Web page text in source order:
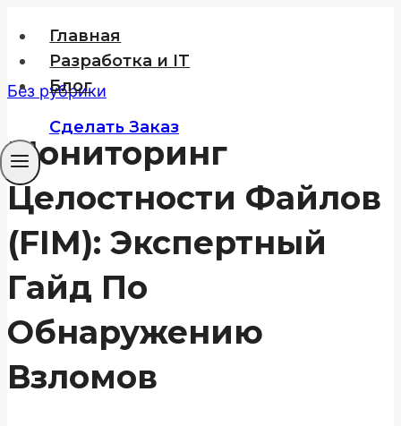
содержимому
Главная
Разработка и IT
Блог
Сделать Заказ
Без рубрики
Мониторинг
Целостности Файлов
(FIM): Экспертный
Гайд По
Обнаружению
Взломов